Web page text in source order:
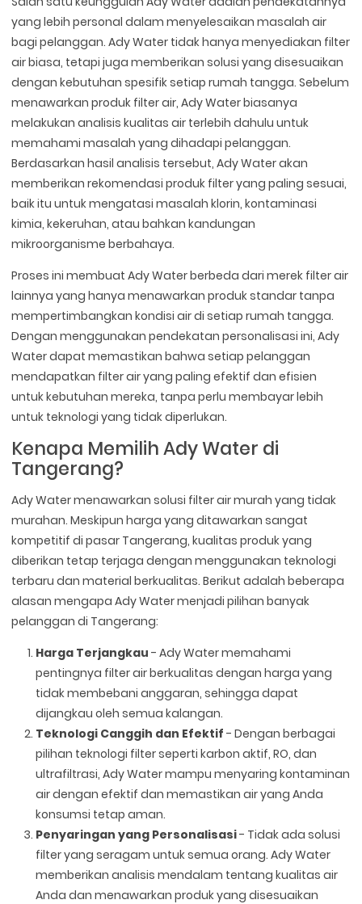
yang lebih personal dalam menyelesaikan masalah air
bagi pelanggan. Ady Water tidak hanya menyediakan filter
air biasa, tetapi juga memberikan solusi yang disesuaikan
dengan kebutuhan spesifik setiap rumah tangga. Sebelum
menawarkan produk filter air, Ady Water biasanya
melakukan analisis kualitas air terlebih dahulu untuk
memahami masalah yang dihadapi pelanggan.
Berdasarkan hasil analisis tersebut, Ady Water akan
memberikan rekomendasi produk filter yang paling sesuai,
baik itu untuk mengatasi masalah klorin, kontaminasi
kimia, kekeruhan, atau bahkan kandungan
mikroorganisme berbahaya.
Proses ini membuat Ady Water berbeda dari merek filter air
lainnya yang hanya menawarkan produk standar tanpa
mempertimbangkan kondisi air di setiap rumah tangga.
Dengan menggunakan pendekatan personalisasi ini, Ady
Water dapat memastikan bahwa setiap pelanggan
mendapatkan filter air yang paling efektif dan efisien
untuk kebutuhan mereka, tanpa perlu membayar lebih
untuk teknologi yang tidak diperlukan.
Kenapa Memilih Ady Water di
Tangerang?
Ady Water menawarkan solusi filter air murah yang tidak
murahan. Meskipun harga yang ditawarkan sangat
kompetitif di pasar Tangerang, kualitas produk yang
diberikan tetap terjaga dengan menggunakan teknologi
terbaru dan material berkualitas. Berikut adalah beberapa
alasan mengapa Ady Water menjadi pilihan banyak
pelanggan di Tangerang:
Harga Terjangkau - Ady Water memahami
pentingnya filter air berkualitas dengan harga yang
tidak membebani anggaran, sehingga dapat
dijangkau oleh semua kalangan.
Teknologi Canggih dan Efektif - Dengan berbagai
pilihan teknologi filter seperti karbon aktif, RO, dan
ultrafiltrasi, Ady Water mampu menyaring kontaminan
air dengan efektif dan memastikan air yang Anda
konsumsi tetap aman.
Penyaringan yang Personalisasi- Tidak ada solusi
filter yang seragam untuk semua orang. Ady Water
memberikan analisis mendalam tentang kualitas air
Anda dan menawarkan produk yang disesuaikan